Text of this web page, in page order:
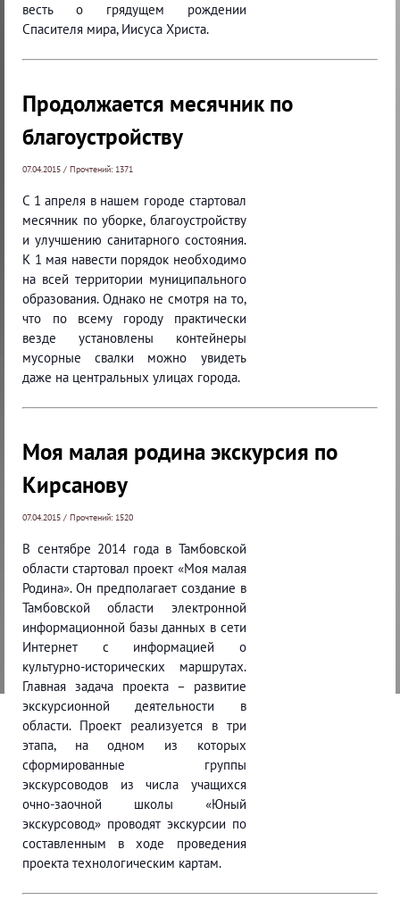
весть о грядущем рождении
Спасителя мира, Иисуса Христа.
Продолжается месячник по
благоустройству
07.04.2015 / Прочтений: 1371
С 1 апреля в нашем городе стартовал
месячник по уборке, благоустройству
и улучшению санитарного состояния.
К 1 мая навести порядок необходимо
на всей территории муниципального
образования. Однако не смотря на то,
что по всему городу практически
везде установлены контейнеры
мусорные свалки можно увидеть
даже на центральных улицах города.
Моя малая родина экскурсия по
Кирсанову
07.04.2015 / Прочтений: 1520
В сентябре 2014 года в Тамбовской
области стартовал проект «Моя малая
Родина». Он предполагает создание в
Тамбовской области электронной
информационной базы данных в сети
Интернет с информацией о
культурно-исторических маршрутах.
Главная задача проекта – развитие
экскурсионной деятельности в
области. Проект реализуется в три
этапа, на одном из которых
сформированные группы
экскурсоводов из числа учащихся
очно-заочной школы «Юный
экскурсовод» проводят экскурсии по
составленным в ходе проведения
проекта технологическим картам.